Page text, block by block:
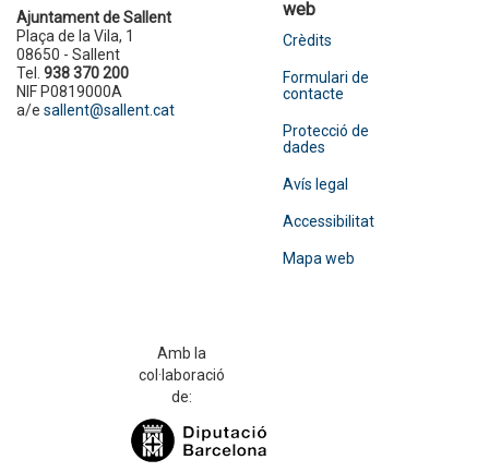
Ajuntament de Sallent
Plaça de la Vila, 1
08650 - Sallent
Tel. 938 370 200
NIF P0819000A
a/e sallent@sallent.cat
web
Crèdits
Formulari de
contacte
Protecció de
dades
Avís legal
Accessibilitat
Mapa web
Amb la
col·laboració
de: